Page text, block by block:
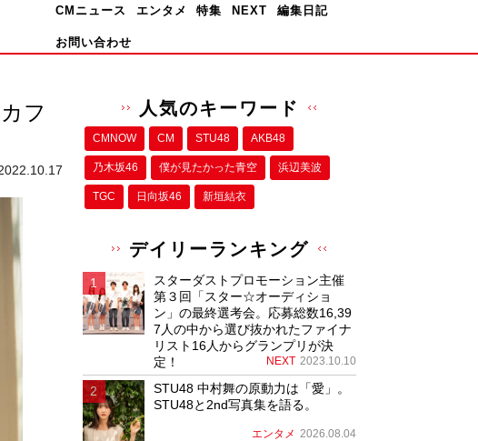
CMニュース エンタメ 特集 NEXT 編集日記
お問い合わせ
フ
人気のキーワード
CMNOW CM STU48 AKB48
乃木坂46 僕が⾒たかった⻘空 浜辺美波
TGC 日向坂46 新垣結衣
デイリーランキング
スターダストプロモーション主催
第３回「スター☆オーディショ
ン」の最終選考会。応募総数16,39
7人の中から選び抜かれたファイナ
リスト16人からグランプリが決
定！
NEXT 2023.10.10
STU48 中村舞の原動力は「愛」。
STU48と2nd写真集を語る。
エンタメ 2026.08.04